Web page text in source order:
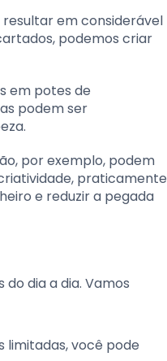
em considerável
podemos criar
em potes de
podem ser
por exemplo, podem
praticamente
e reduzir a pegada
dia a dia. Vamos
limitadas, você pode